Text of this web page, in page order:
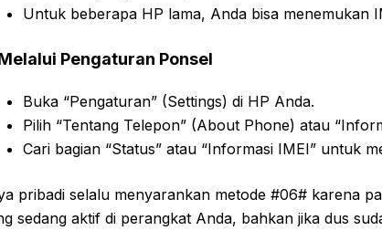
Untuk beberapa HP lama, Anda bisa menemukan
Pengaturan Ponsel
Buka “Pengaturan” (Settings) di HP Anda.
Pilih “Tentang Telepon” (About Phone) atau
Cari bagian “Status” atau “Informasi IMEI” untuk
pribadi selalu menyarankan metode #06# karena
sedang aktif di perangkat Anda, bahkan jika dus